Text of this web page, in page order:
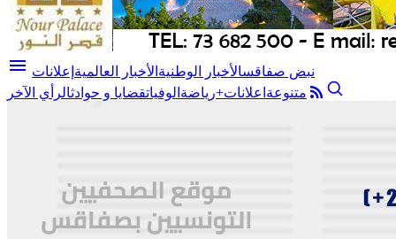
menu نبض صفاقسالأخبار الوطنية الأخبار العالمية إعلانات
متنوعة اعلانات+رياضة الوفياتقضايا و حوادثالرأي الآخر